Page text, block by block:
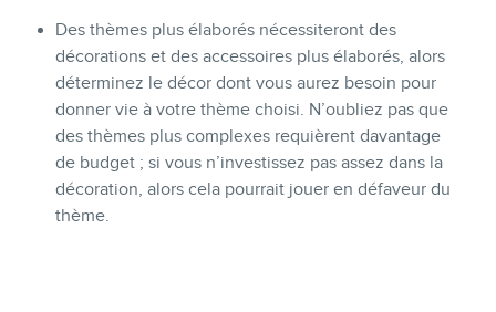
Des thèmes plus élaborés nécessiteront des
décorations et des accessoires plus élaborés, alors
déterminez le décor dont vous aurez besoin pour
donner vie à votre thème choisi. N’oubliez pas que
des thèmes plus complexes requièrent davantage
de budget ; si vous n’investissez pas assez dans la
décoration, alors cela pourrait jouer en défaveur du
thème.